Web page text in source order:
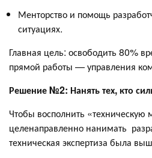
Менторство и помощь
ситуациях.
Главная цель: освободить 80%
прямой работы — управления
Решение №2: Нанять тех, кто
Чтобы восполнить
целенаправленно нанимать
техническая экспертиза была